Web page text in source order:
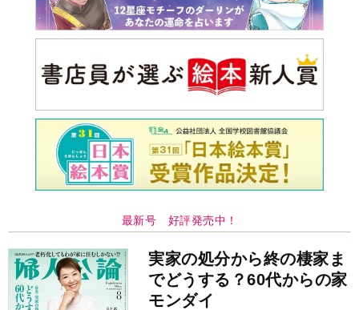
最新号 好評発売中！
実家の処分から終の棲家ま
でどうする？60代からの家
モンダイ